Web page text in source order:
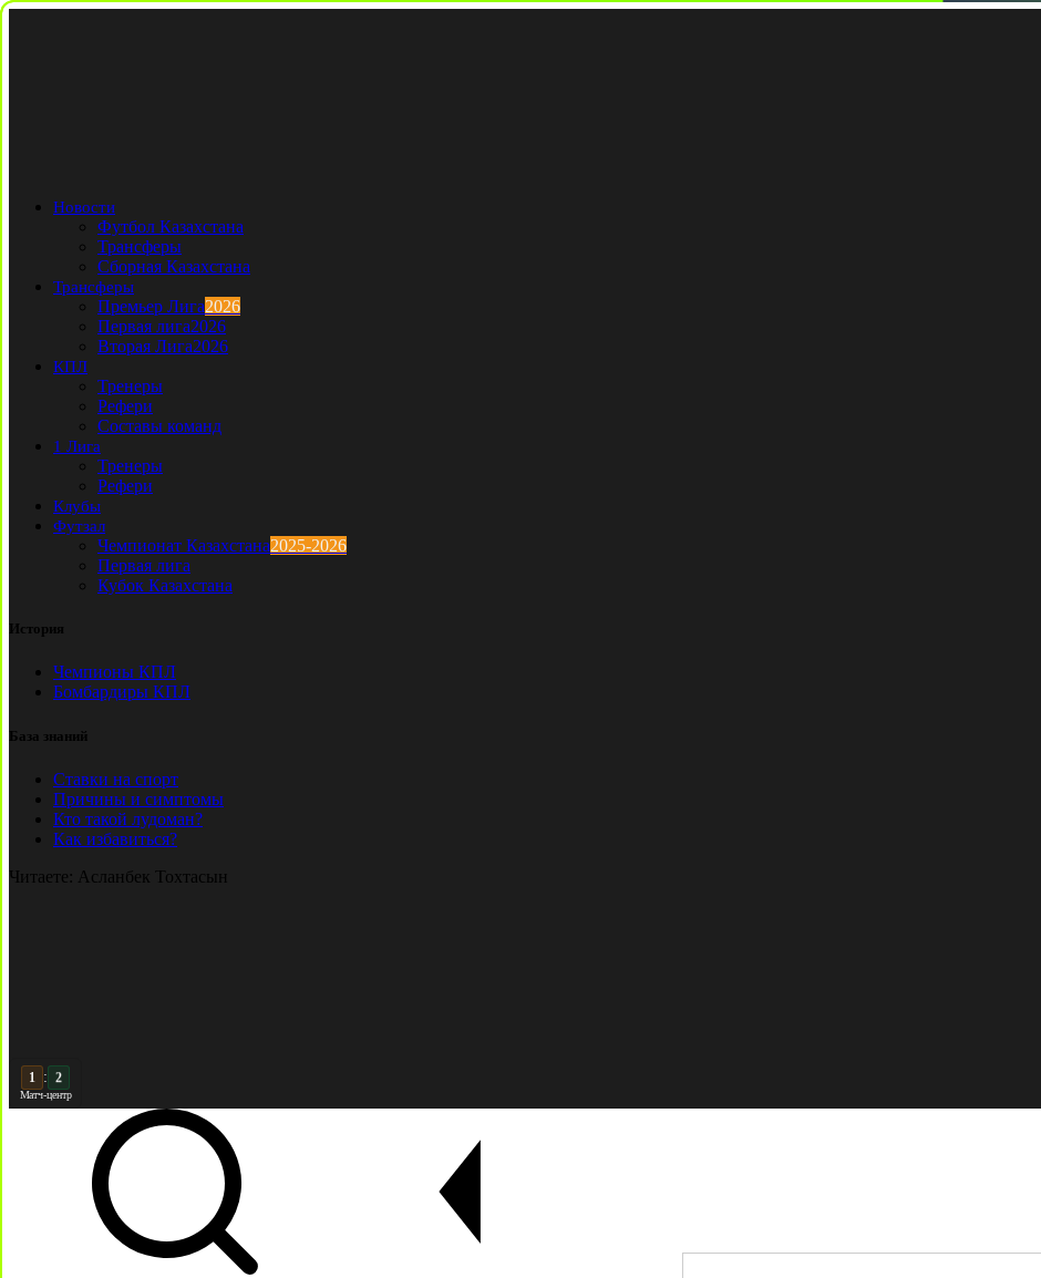
Новости
Футбол Казахстана
Трансферы
Сборная Казахстана
Трансферы
Премьер Лига2026
Первая лига2026
Вторая Лига2026
КПЛ
Тренеры
Рефери
Составы команд
1 Лига
Тренеры
Рефери
Клубы
Футзал
Чемпионат Казахстана2025-2026
Первая лига
Кубок Казахстана
История
Чемпионы КПЛ
Бомбардиры КПЛ
База знаний
Ставки на спорт
Причины и симптомы
Кто такой лудоман?
Как избавиться?
Читаете: Асланбек Тохтасын
2 : 2
Матч-центр